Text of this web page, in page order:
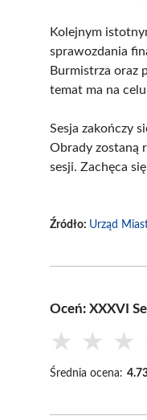
Kolejnym
sprawozdania
Burmistrza oraz
temat ma na
Sesja zakończy
Obrady zostaną
sesji. Zachęca
Źródło: Urząd
Oceń: XXXVI
★ ★ ★
Średnia ocena: